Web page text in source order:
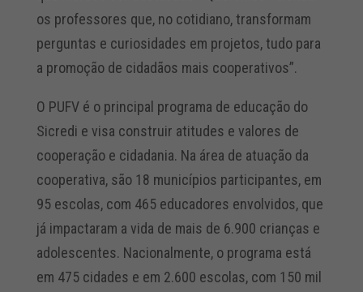
os professores que, no cotidiano, transformam
perguntas e curiosidades em projetos, tudo para
a promoção de cidadãos mais cooperativos”.
O PUFV é o principal programa de educação do
Sicredi e visa construir atitudes e valores de
cooperação e cidadania. Na área de atuação da
cooperativa, são 18 municípios participantes, em
95 escolas, com 465 educadores envolvidos, que
já impactaram a vida de mais de 6.900 crianças e
adolescentes. Nacionalmente, o programa está
em 475 cidades e em 2.600 escolas, com 150 mil